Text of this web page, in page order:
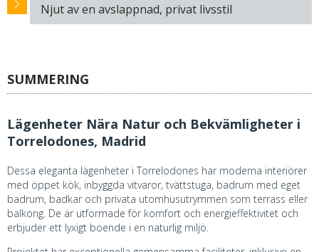
Njut av en avslappnad, privat livsstil
SUMMERING
Lägenheter Nära Natur och Bekvämligheter i
Torrelodones, Madrid
Dessa eleganta lägenheter i Torrelodones har moderna interiörer
med öppet kök, inbyggda vitvaror, tvättstuga, badrum med eget
badrum, badkar och privata utomhusutrymmen som terrass eller
balkong. De är utformade för komfort och energieffektivitet och
erbjuder ett lyxigt boende i en naturlig miljö.